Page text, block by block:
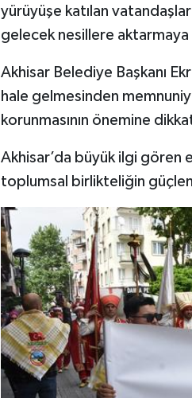
yürüyüşe katılan
gelecek nesillere
Akhisar Belediye Başkanı
hale gelmesinden
korunmasının önemine
Akhisar’da büyük ilgi gören
toplumsal birlikteliğin